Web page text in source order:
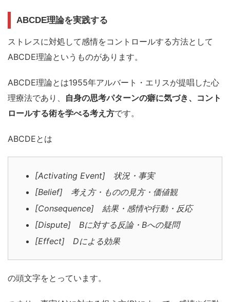
ABCDE理論を実践する
ストレスに対処して感情をコントロールする方法として
ABCDE理論というものがあります。
ABCDE理論とは1955年アルバート・エリスが提唱した心
理療法であり、 自身の思考パターンの癖に気づき、コント
ロールする術を学べる考え方です。
ABCDEとは
[Activating Event] 状況・事実
[Belief] 考え方・ものの見方・価値観
[Consequence] 結果・感情や行動・反応
[Dispute] Bに対する反論・Bへの疑問
[Effect] Dによる効果
の頭文字をとっています。